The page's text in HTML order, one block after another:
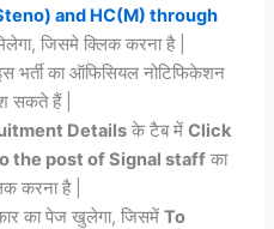
and HC(M) through
जिसमे क्लिक करना है |
भर्ती का ऑफिसियल नोटिफिकेशन
सकते हैं |
Details के टैब मेंClick
the post of Signal staff का
करना है |
का पेज खुलेगा, जिसमेंTo